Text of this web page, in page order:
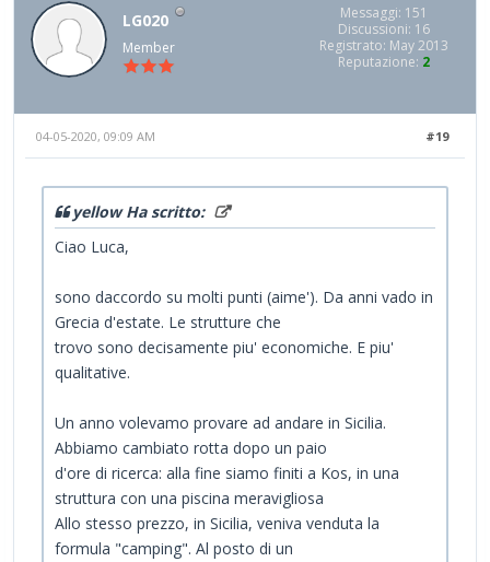
LG020
Member
Messaggi: 151
Discussioni: 16
Registrato: May 2013
Reputazione: 2
#19
04-05-2020, 09:09 AM
yellow Ha scritto:
Ciao Luca,
sono daccordo su molti punti (aime'). Da anni vado in
Grecia d'estate. Le strutture che
trovo sono decisamente piu' economiche. E piu'
qualitative.
Un anno volevamo provare ad andare in Sicilia.
Abbiamo cambiato rotta dopo un paio
d'ore di ricerca: alla fine siamo finiti a Kos, in una
struttura con una piscina meravigliosa
Allo stesso prezzo, in Sicilia, veniva venduta la
formula "camping". Al posto di un